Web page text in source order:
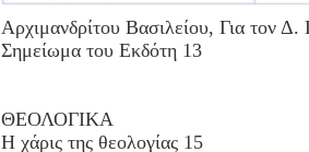
Αρχιμανδρίτου Βασιλείου, Για τον
Σημείωμα του Εκδότη 13
ΘΕΟΛΟΓΙΚΑ
H χάρις της θεολογίας 15